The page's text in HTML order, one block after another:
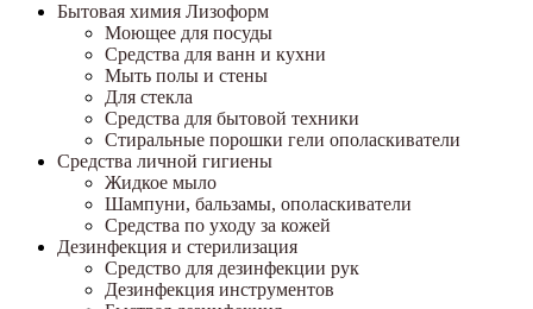
Бытовая химия Лизоформ
Моющее для посуды
Средства для ванн и кухни
Мыть полы и стены
Для стекла
Средства для бытовой техники
Стиральные порошки гели ополаскиватели
Средства личной гигиены
Жидкое мыло
Шампуни, бальзамы, ополаскиватели
Средства по уходу за кожей
Дезинфекция и стерилизация
Средство для дезинфекции рук
Дезинфекция инструментов